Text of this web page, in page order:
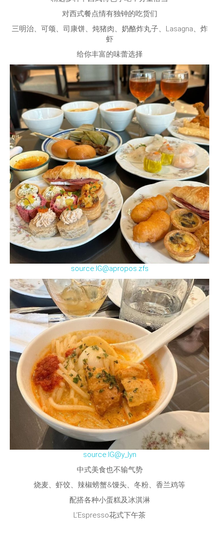
对西式餐点情有独钟的吃货们
三明治、可颂、司康饼、炖猪肉、奶酪炸丸子、Lasagna、炸
虾
给你丰富的味蕾选择
source:IG@apropos.zfs
source:IG@y_lyn
中式美食也不输气势
烧麦、虾饺、辣椒螃蟹&馒头、冬粉、香兰鸡等
配搭各种小蛋糕及冰淇淋
L’Espresso花式下午茶